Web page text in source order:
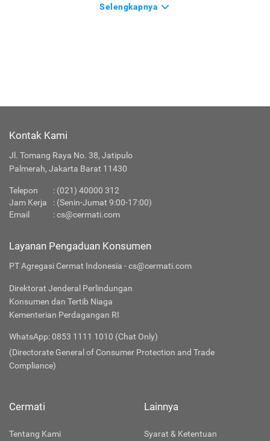
Selengkapnya
Kontak Kami
Jl. Tomang Raya No. 38, Jatipulo
Palmerah, Jakarta Barat 11430
Telepon : (021) 40000 312
Jam Kerja
: (Senin-Jumat 9:00-17:00)
Email
:cs@cermati.com
Layanan Pengaduan Konsumen
PT Agregasi Cermat Indonesia - cs@cermati.com
Direktorat Jenderal Perlindungan
Konsumen dan Tertib Niaga
Kementerian Perdagangan RI
WhatsApp: 0853 1111 1010 (Chat Only)
(Directorate General of Consumer Protection and Trade
Compliance)
Cermati
Tentang Kami
Lainnya
Syarat & Ketentuan